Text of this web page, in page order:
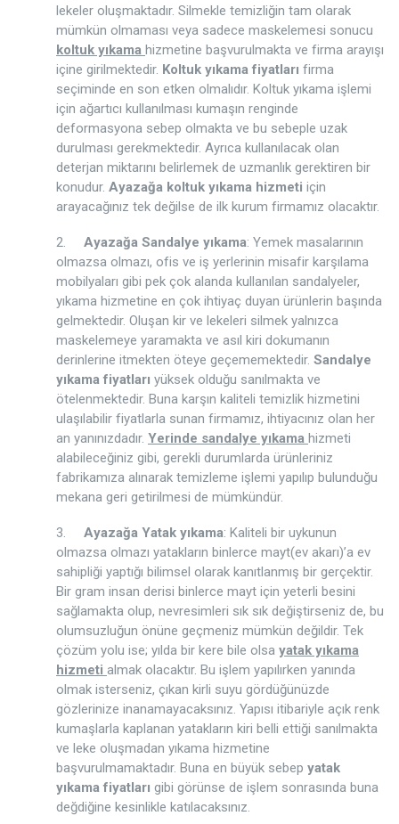
lekeler oluşmaktadır. Silmekle temizliğin tam olarak
mümkün olmaması veya sadece maskelemesi sonucu
koltuk yıkama hizmetine başvurulmakta ve firma arayışı
içine girilmektedir. Koltuk yıkama fiyatları firma
seçiminde en son etken olmalıdır. Koltuk yıkama işlemi
için ağartıcı kullanılması kumaşın renginde
deformasyona sebep olmakta ve bu sebeple uzak
durulması gerekmektedir. Ayrıca kullanılacak olan
deterjan miktarını belirlemek de uzmanlık gerektiren bir
konudur. Ayazağa koltuk yıkama hizmeti için
arayacağınız tek değilse de ilk kurum firmamız olacaktır.
2. Ayazağa Sandalye yıkama: Yemek masalarının
olmazsa olmazı, ofis ve iş yerlerinin misafir karşılama
mobilyaları gibi pek çok alanda kullanılan sandalyeler,
yıkama hizmetine en çok ihtiyaç duyan ürünlerin başında
gelmektedir. Oluşan kir ve lekeleri silmek yalnızca
maskelemeye yaramakta ve asıl kiri dokumanın
derinlerine itmekten öteye geçememektedir. Sandalye
yıkama fiyatları yüksek olduğu sanılmakta ve
ötelenmektedir. Buna karşın kaliteli temizlik hizmetini
ulaşılabilir fiyatlarla sunan firmamız, ihtiyacınız olan her
an yanınızdadır. Yerinde sandalye yıkama hizmeti
alabileceğiniz gibi, gerekli durumlarda ürünleriniz
fabrikamıza alınarak temizleme işlemi yapılıp bulunduğu
mekana geri getirilmesi de mümkündür.
3. Ayazağa Yatak yıkama: Kaliteli bir uykunun
olmazsa olmazı yatakların binlerce mayt(ev akarı)’a ev
sahipliği yaptığı bilimsel olarak kanıtlanmış bir gerçektir.
Bir gram insan derisi binlerce mayt için yeterli besini
sağlamakta olup, nevresimleri sık sık değiştirseniz de, bu
olumsuzluğun önüne geçmeniz mümkün değildir. Tek
çözüm yolu ise; yılda bir kere bile olsa yatak yıkama
hizmeti almak olacaktır. Bu işlem yapılırken yanında
olmak isterseniz, çıkan kirli suyu gördüğünüzde
gözlerinize inanamayacaksınız. Yapısı itibariyle açık renk
kumaşlarla kaplanan yatakların kiri belli ettiği sanılmakta
ve leke oluşmadan yıkama hizmetine
başvurulmamaktadır. Buna en büyük sebep yatak
yıkama fiyatları gibi görünse de işlem sonrasında buna
değdiğine kesinlikle katılacaksınız.